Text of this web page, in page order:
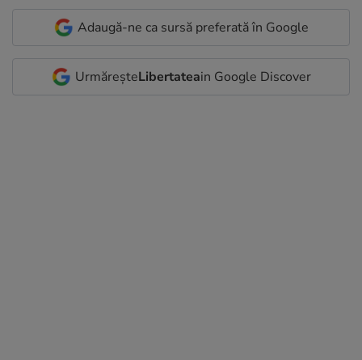
Adaugă-ne ca sursă preferată în Google
UrmăreșteLibertateain Google Discover